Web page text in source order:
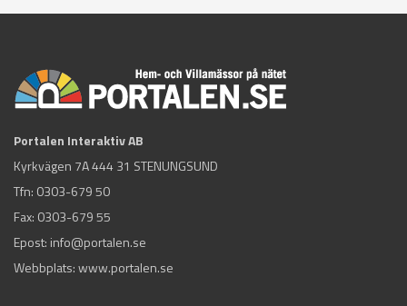
Portalen Interaktiv AB
Kyrkvägen 7A 444 31 STENUNGSUND
Tfn: 0303-679 50
Fax: 0303-679 55
Epost: info@portalen.se
Webbplats: www.portalen.se